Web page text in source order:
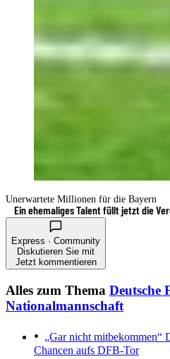
Unerwartete Millionen für die Bayern
Ein ehemaliges Talent füllt jetzt die
Express · Community
Diskutieren Sie mit
Jetzt kommentieren
Alles zum Thema Deutsche
Nationalmannschaft
„Gar nicht mitbekommen“
Chancen aufs DFB-Tor